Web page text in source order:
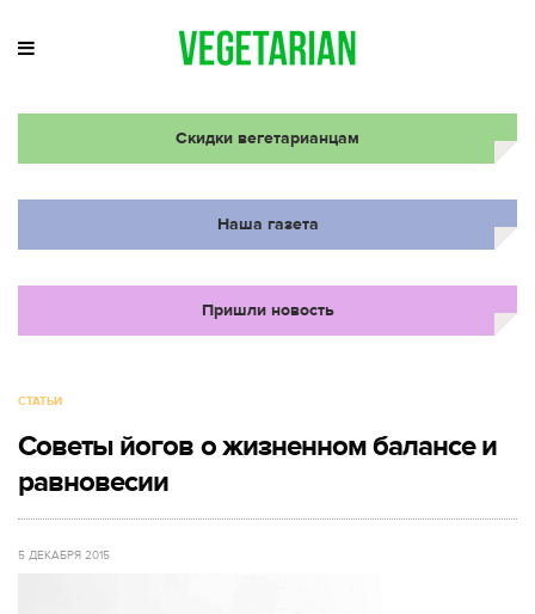
Скидки вегетарианцам
Наша газета
Пришли новость
СТАТЬИ
Советы йогов о жизненном балансе и
равновесии
5 ДЕКАБРЯ 2015